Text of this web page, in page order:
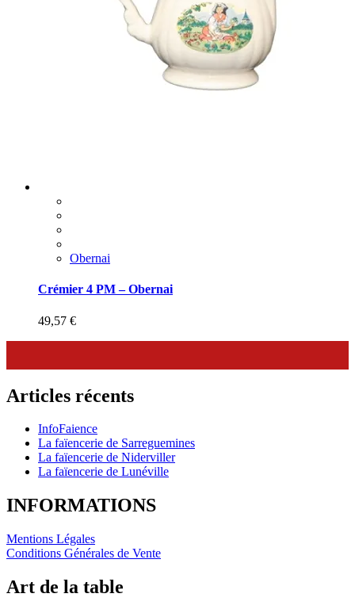
Obernai
Crémier 4 PM – Obernai
49,57 €
Articles récents
InfoFaience
La faïencerie de Sarreguemines
La faïencerie de Niderviller
La faïencerie de Lunéville
INFORMATIONS
Mentions Légales
Conditions Générales de Vente
Art de la table